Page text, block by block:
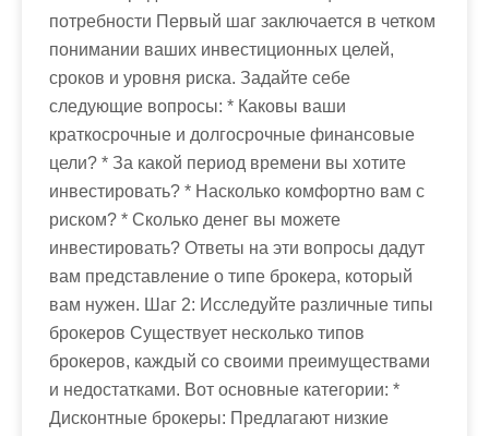
потребности Первый шаг заключается в четком
понимании ваших инвестиционных целей,
сроков и уровня риска. Задайте себе
следующие вопросы: * Каковы ваши
краткосрочные и долгосрочные финансовые
цели? * За какой период времени вы хотите
инвестировать? * Насколько комфортно вам с
риском? * Сколько денег вы можете
инвестировать? Ответы на эти вопросы дадут
вам представление о типе брокера, который
вам нужен. Шаг 2: Исследуйте различные типы
брокеров Существует несколько типов
брокеров, каждый со своими преимуществами
и недостатками. Вот основные категории: *
Дисконтные брокеры: Предлагают низкие